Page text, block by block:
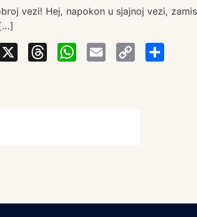
vezi! Hej, napokon u sjajnoj vezi,
X Threads
EmailCopy
Link